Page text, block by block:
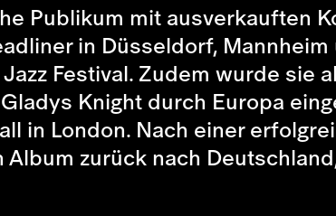
Publikum mit ausverkauften
in Düsseldorf,
Festival. Zudem wurde sie
Knight durch Europa
in London. Nach einer
zurück nach